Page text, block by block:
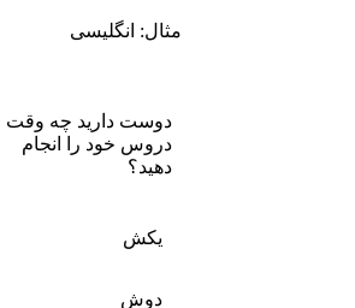
مثال: انگلیسی
دوست دارید چه وقت
دروس خود را انجام
دهید؟
یکش
دوش